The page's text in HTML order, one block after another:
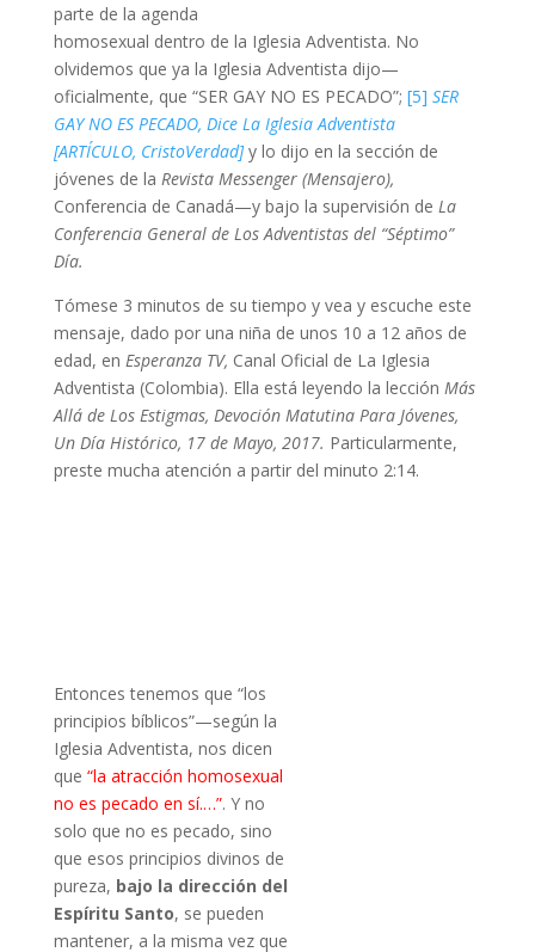
parte de la agenda
homosexual dentro de la Iglesia Adventista. No
olvidemos que ya la Iglesia Adventista dijo—
oficialmente, que “SER GAY NO ES PECADO”; [5] SER
GAY NO ES PECADO, Dice La Iglesia Adventista
[ARTÍCULO, CristoVerdad]y lo dijo en la sección de
jóvenes de la Revista Messenger (Mensajero),
Conferencia de Canadá—y bajo la supervisión de La
Conferencia General de Los Adventistas del “Séptimo”
Día.
Tómese 3 minutos de su tiempo y vea y escuche este
mensaje, dado por una niña de unos 10 a 12 años de
edad, en Esperanza TV, Canal Oficial de La Iglesia
Adventista (Colombia). Ella está leyendo la lección Más
Allá de Los Estigmas, Devoción Matutina Para Jóvenes,
Un Día Histórico, 17 de Mayo, 2017. Particularmente,
preste mucha atención a partir del minuto 2:14.
Entonces tenemos que “los
principios bíblicos”—según la
Iglesia Adventista, nos dicen
que “la atracción homosexual
no es pecado en sí.…”. Y no
solo que no es pecado, sino
que esos principios divinos de
pureza, bajo la dirección del
Espíritu Santo, se pueden
mantener, a la misma vez que